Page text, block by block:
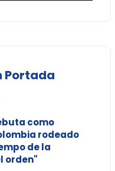
Portada
como
rodeado
de la
orden"